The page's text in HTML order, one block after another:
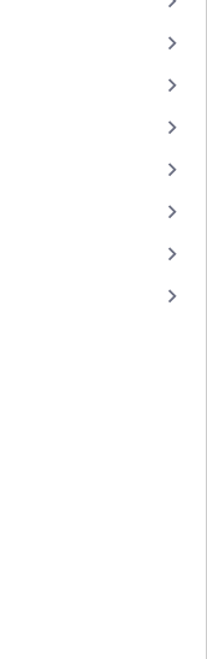
keyboard_arrow_right
keyboard_arrow_right
keyboard_arrow_right
keyboard_arrow_right
keyboard_arrow_right
keyboard_arrow_right
keyboard_arrow_right